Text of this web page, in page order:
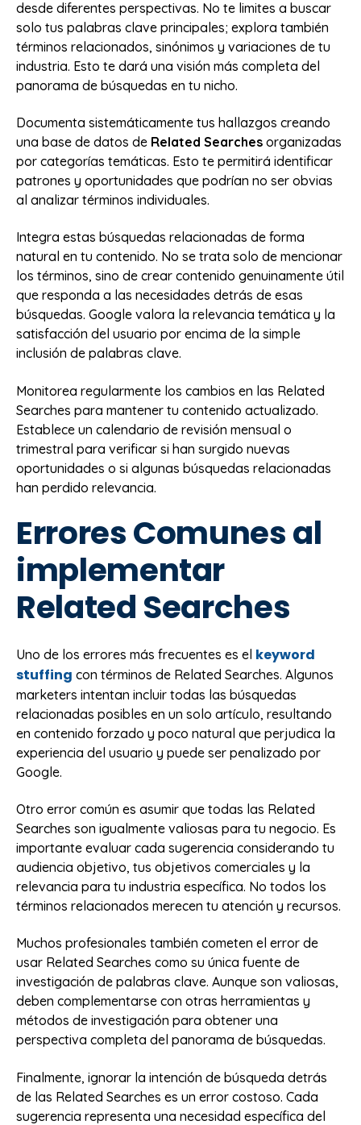
desde diferentes perspectivas. No te limites a buscar
solo tus palabras clave principales; explora también
términos relacionados, sinónimos y variaciones de tu
industria. Esto te dará una visión más completa del
panorama de búsquedas en tu nicho.
Documenta sistemáticamente tus hallazgos creando
una base de datos de Related Searches organizadas
por categorías temáticas. Esto te permitirá identificar
patrones y oportunidades que podrían no ser obvias
al analizar términos individuales.
Integra estas búsquedas relacionadas de forma
natural en tu contenido. No se trata solo de mencionar
los términos, sino de crear contenido genuinamente útil
que responda a las necesidades detrás de esas
búsquedas. Google valora la relevancia temática y la
satisfacción del usuario por encima de la simple
inclusión de palabras clave.
Monitorea regularmente los cambios en las Related
Searches para mantener tu contenido actualizado.
Establece un calendario de revisión mensual o
trimestral para verificar si han surgido nuevas
oportunidades o si algunas búsquedas relacionadas
han perdido relevancia.
Errores Comunes al
implementar
Related Searches
Uno de los errores más frecuentes es el keyword
stuffing con términos de Related Searches. Algunos
marketers intentan incluir todas las búsquedas
relacionadas posibles en un solo artículo, resultando
en contenido forzado y poco natural que perjudica la
experiencia del usuario y puede ser penalizado por
Google.
Otro error común es asumir que todas las Related
Searches son igualmente valiosas para tu negocio. Es
importante evaluar cada sugerencia considerando tu
audiencia objetivo, tus objetivos comerciales y la
relevancia para tu industria específica. No todos los
términos relacionados merecen tu atención y recursos.
Muchos profesionales también cometen el error de
usar Related Searches como su única fuente de
investigación de palabras clave. Aunque son valiosas,
deben complementarse con otras herramientas y
métodos de investigación para obtener una
perspectiva completa del panorama de búsquedas.
Finalmente, ignorar la intención de búsqueda detrás
de las Related Searches es un error costoso. Cada
sugerencia representa una necesidad específica del